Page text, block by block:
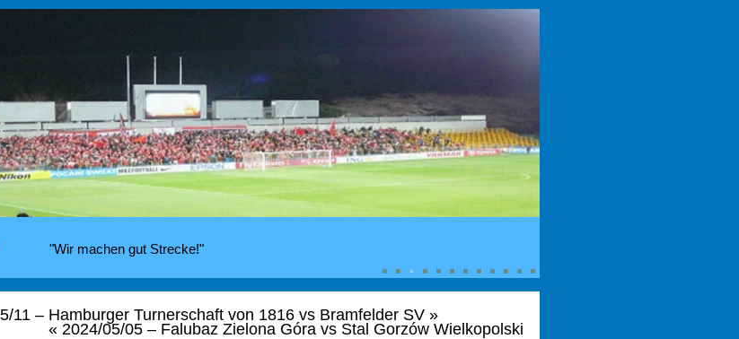
"Wir machen gut Strecke!"
11 – Hamburger Turnerschaft von 1816 vs Bramfelder SV »
« 2024/05/05 – Falubaz Zielona Góra vs Stal Gorzów Wielkopolski